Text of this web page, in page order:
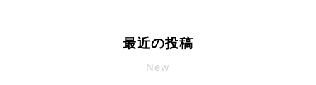
最近の投稿
New